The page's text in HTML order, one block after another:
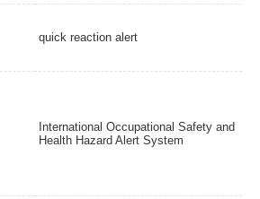
quick reaction alert
International Occupational Safety and
Health Hazard Alert System